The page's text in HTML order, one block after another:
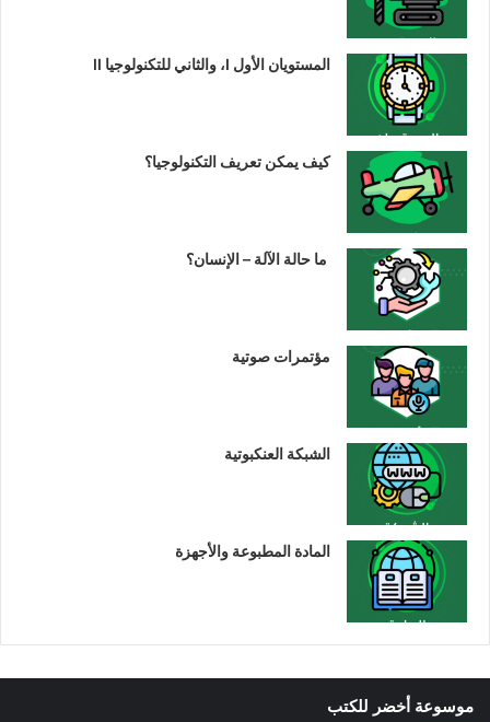
المستويان الأول I، والثاني للتكنولوجيا II
كيف يمكن تعريف التكنولوجيا؟
ما حالة الآلة – الإنسان؟
مؤتمرات صوتية
الشبكة العنكبوتية
المادة المطبوعة والأجهزة
موسوعة أخضر للكتب